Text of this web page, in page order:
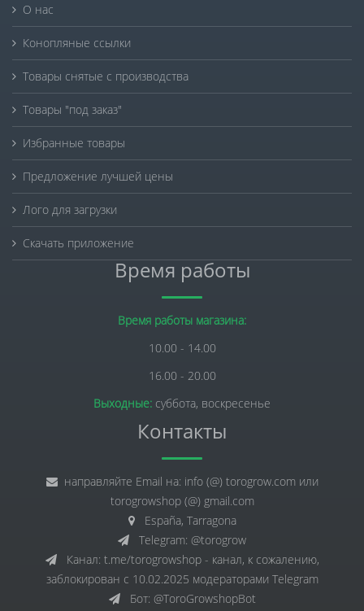
О нас
Конопляные ссылки
Товары снятые с производства
Товары "под заказ"
Избранные товары
Предложение лучшей цены
Лого для загрузки
Скачать приложение
Время работы
Время работы магазина:
10.00 - 14.00
16.00 - 20.00
Выходные: суббота, воскресенье
Контакты
направляйте Email на: info (@) torogrow.com или
torogrowshop (@) gmail.com
España, Tarragona
Telegram: @torogrow
Канал: t.me/torogrowshop - канал, к сожалению,
заблокирован с 10.02.2025 модераторами Telegram
Бот: @ToroGrowshopBot